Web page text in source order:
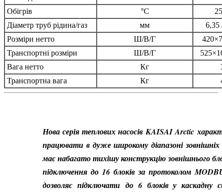
Обігрів
°C
Діаметр труб рідина/газ
мм
6,35
Розміри нетто
Ш/В/Г
Транспортні розміри
Ш/В/Г
Вага нетто
Кг
Транспортна вага
Кг
Нова серія теплових насосів KAISAI Arctic
працювати в дуже широкому діапазоні
має набагато тихішу конструкцію зовнішнього
підключення до 16 блоків за протоколом
дозволяє підключати до 6 блоків у каскадну